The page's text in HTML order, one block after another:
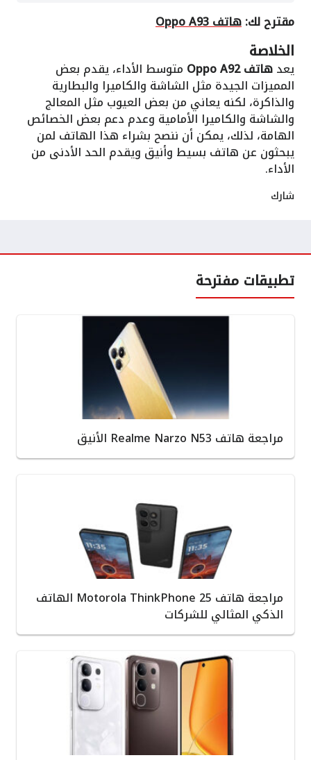
مقترح لك:هاتف Oppo A93
الخلاصة
يعدهاتف Oppo A92 متوسط الأداء، يقدم بعض
المميزات الجيدة مثل الشاشة والكاميرا والبطارية
والذاكرة، لكنه يعاني من بعض العيوب مثل المعالج
والشاشة والكاميرا الأمامية وعدم دعم بعض الخصائص
الهامة، لذلك، يمكن أن ننصح بشراء هذا الهاتف لمن
يبحثون عن هاتف بسيط وأنيق ويقدم الحد الأدنى من
الأداء.
شارك
تطبيقات مفترحة
مراجعة هاتف Realme Narzo N53 الأنيق
مراجعة هاتف Motorola ThinkPhone 25 الهاتف
الذكي المثالي للشركات